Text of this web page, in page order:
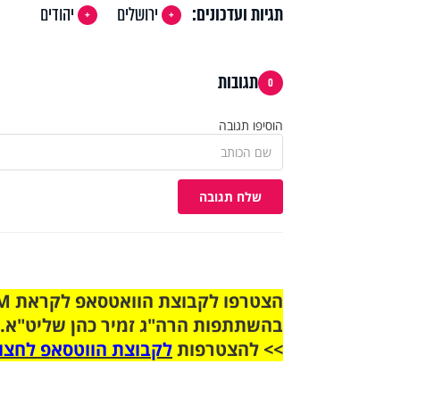
תגיות ועדכונים: ירושלים יהודים
0 תגובות
הוסיפו תגובה
שלח תגובה
בהשתתפות הרה"ג זמיר כהן
>> להצטרפותלקבוצת הווטסאפ